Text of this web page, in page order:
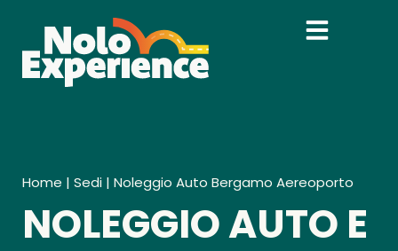
Home | Sedi | Noleggio Auto Bergamo Aereoporto
NOLEGGIO AUTO E